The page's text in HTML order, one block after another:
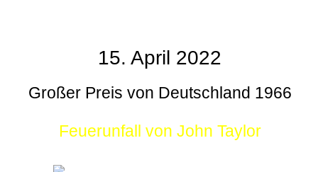
15. April 2022
Großer Preis von Deutschland 1966
Feuerunfall von John Taylor